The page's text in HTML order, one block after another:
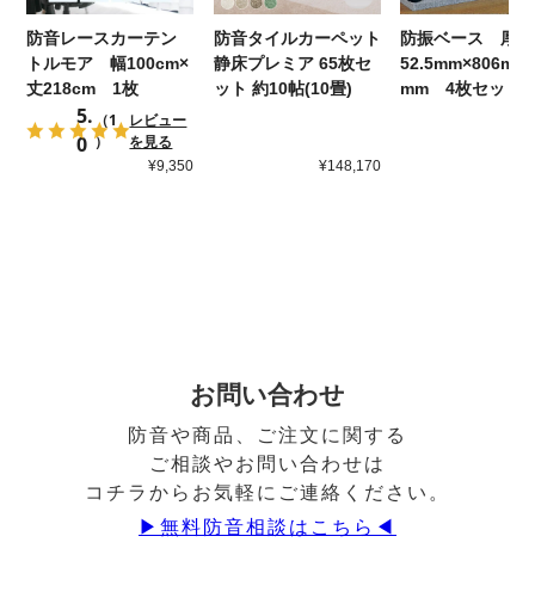
防音レースカーテン
トルモア 幅100cm×
丈218cm 1枚
5.
0
（1
）
レビュー
を見る
¥9,350
防音タイルカーペット
静床プレミア 65枚セ
ット 約10帖(10畳)
¥148,170
防振ベース 厚さ
mm 4枚セット
お問い合わせ
防音や商品、ご注文に関する
ご相談やお問い合わせは
コチラからお気軽にご連絡ください。
▶︎無料防音相談はこちら◀︎